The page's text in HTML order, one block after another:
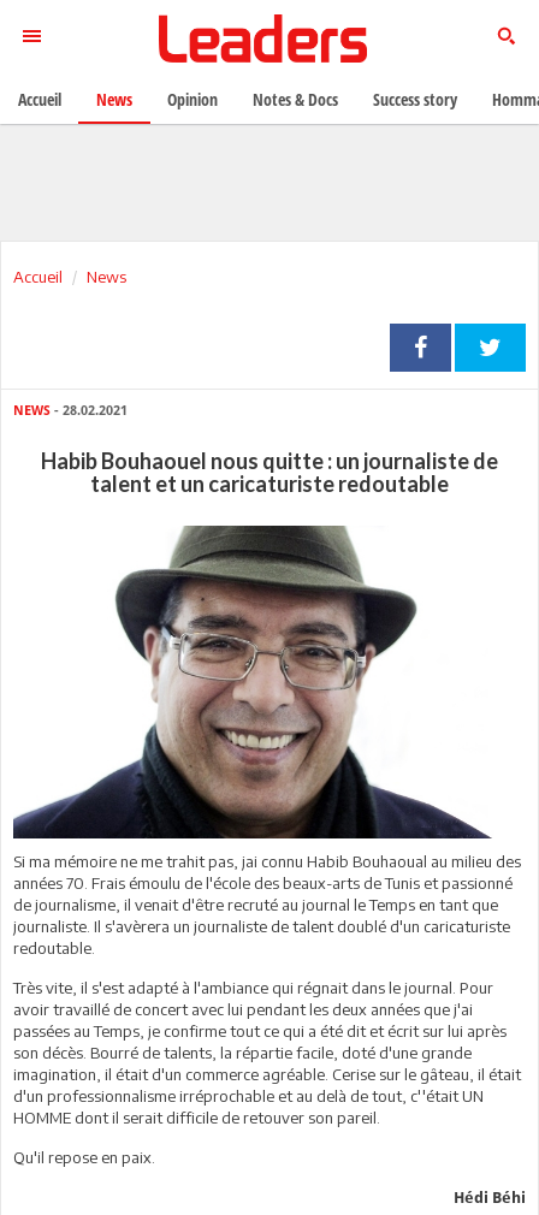
Accueil News
NEWS - 28.02.2021
Habib Bouhaouel nous quitte : un journaliste de
talent et un caricaturiste redoutable
Si ma mémoire ne me trahit pas, jai connu Habib Bouhaoual au milieu des
années 70. Frais émoulu de l'école des beaux-arts de Tunis et passionné
de journalisme, il venait d'être recruté au journal le Temps en tant que
journaliste. Il s'avèrera un journaliste de talent doublé d'un caricaturiste
redoutable.
Très vite, il s'est adapté à l'ambiance qui régnait dans le journal. Pour
avoir travaillé de concert avec lui pendant les deux années que j'ai
passées au Temps, je confirme tout ce qui a été dit et écrit sur lui après
son décès. Bourré de talents, la répartie facile, doté d'une grande
imagination, il était d'un commerce agréable. Cerise sur le gâteau, il était
d'un professionnalisme irréprochable et au delà de tout, c''était UN
HOMME dont il serait difficile de retouver son pareil.
Qu'il repose en paix.
Hédi Béhi
Accueil News Opinion Notes & Docs Success story